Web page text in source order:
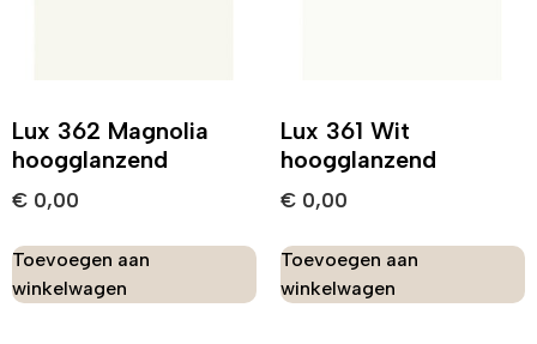
Lux 362 Magnolia
hoogglanzend
€ 0,00
Toevoegen aan
winkelwagen
Lux 361 Wit
hoogglanzend
€ 0,00
Toevoegen aan
winkelwagen